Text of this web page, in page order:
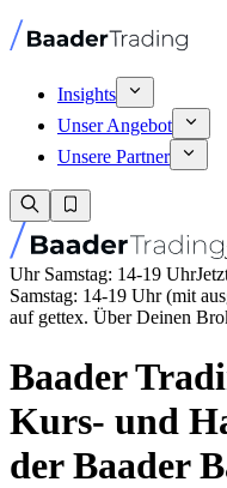
Insights
Unser Angebot
Unsere Partner
Uhr Samstag: 14-19 Uhr
Samstag: 14-19 Uhr (mit
auf gettex. Über Deinen
Baader
Kurs- und
der Baader